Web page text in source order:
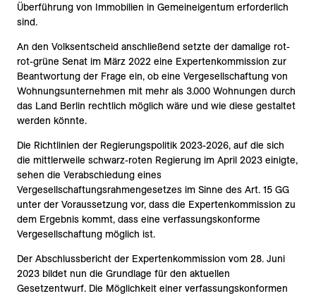
Überführung von Immobilien in Gemeineigentum erforderlich
sind.
An den Volksentscheid anschließend setzte der damalige rot-
rot-grüne Senat im März 2022 eine Expertenkommission zur
Beantwortung der Frage ein, ob eine Vergesellschaftung von
Wohnungsunternehmen mit mehr als 3.000 Wohnungen durch
das Land Berlin rechtlich möglich wäre und wie diese gestaltet
werden könnte.
Die Richtlinien der Regierungspolitik 2023-2026, auf die sich
die mittlerweile schwarz-roten Regierung im April 2023 einigte,
sehen die Verabschiedung eines
Vergesellschaftungsrahmengesetzes im Sinne des Art. 15 GG
unter der Voraussetzung vor, dass die Expertenkommission zu
dem Ergebnis kommt, dass eine verfassungskonforme
Vergesellschaftung möglich ist.
Der Abschlussbericht der Expertenkommission vom 28. Juni
2023 bildet nun die Grundlage für den aktuellen
Gesetzentwurf. Die Möglichkeit einer verfassungskonformen